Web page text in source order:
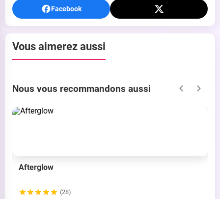
Facebook
Vous aimerez aussi
Nous vous recommandons aussi
Afterglow
(28)